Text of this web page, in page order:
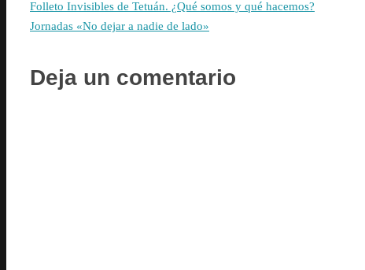
Folleto Invisibles de Tetuán. ¿Qué somos y qué hacemos?
Jornadas «No dejar a nadie de lado»
Deja un comentario